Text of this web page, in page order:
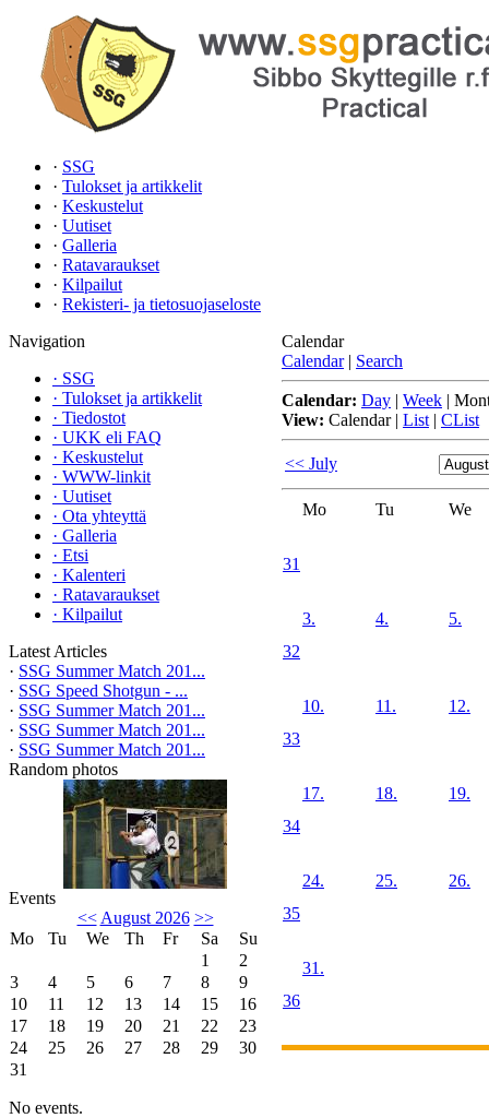
· SSG
· Tulokset ja artikkelit
· Keskustelut
· Uutiset
· Galleria
· Ratavaraukset
· Kilpailut
· Rekisteri- ja tietosuojaseloste
Navigation
· SSG
· Tulokset ja artikkelit
· Tiedostot
· UKK eli FAQ
· Keskustelut
· WWW-linkit
· Uutiset
· Ota yhteyttä
· Galleria
· Etsi
· Kalenteri
· Ratavaraukset
· Kilpailut
Latest Articles
· SSG Summer Match 201...
· SSG Speed Shotgun - ...
· SSG Summer Match 201...
· SSG Summer Match 201...
· SSG Summer Match 201...
Random photos
Events
<< August 2026 >>
Mo
Tu We Th Fr Sa
Su
1
2
3
4 5 6 7 8
9
10
11 12 13 14 15
16
17
18 19 20 21 22
23
24
25 26 27 28 29
30
31
No events.
Calendar
Calendar | Search
Calendar: Day | Week |
View: Calendar| List | CList
<< July
Mo Tu We
31
32
3. 4. 5.
33
10. 11. 12.
34
17. 18. 19.
35
24. 25. 26.
36
31.